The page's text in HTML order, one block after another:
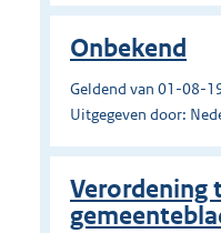
Onbekend
Geldend van 01-08-
Uitgegeven door:
Verordening